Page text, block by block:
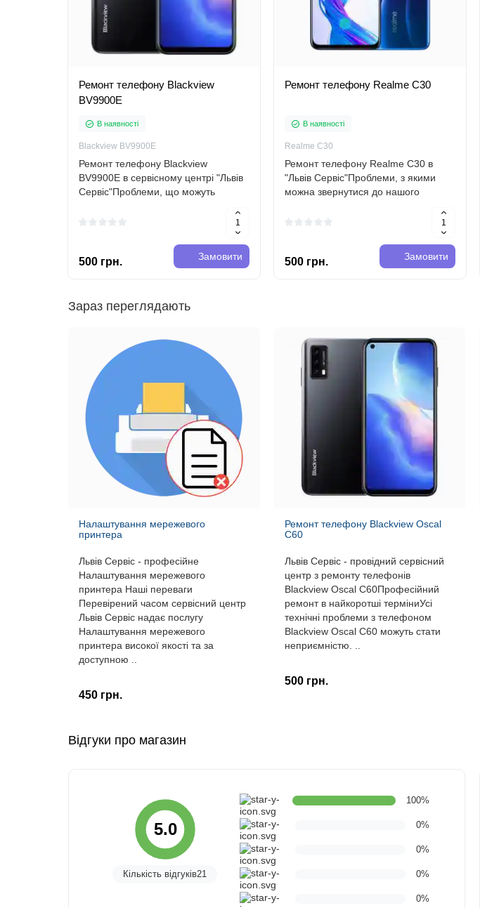
Ремонт телефону Blackview
BV9900E
В наявності
Blackview BV9900E
Ремонт телефону Blackview
BV9900E в сервісному центрі "Львів
Сервіс"Проблеми, що можуть
пристроїв на ринку, але, н..
500 грн. Замовити
Ремонт телефону Realme C30
В наявності
Realme C30
Ремонт телефону Realme C30 в
"Львів Сервіс"Проблеми, з якими
можна звернутися до нашого
Сервіс", ви можете розраховувати
500 грн. Замовити
Зараз переглядають
Налаштування мережевого
принтера
Львів Сервіс - професійне
Налаштування мережевого
принтера Наші переваги
Перевірений часом сервісний центр
Львів Сервіс надає послугу
Налаштування мережевого
принтера високої якості та за
доступною ..
450 грн.
Ремонт телефону Blackview Oscal
C60
Львів Сервіс - провідний сервісний
центр з ремонту телефонів
Blackview Oscal C60Професійний
ремонт в найкоротші терміниУсі
технічні проблеми з телефоном
Blackview Oscal C60 можуть стати
неприємністю. ..
500 грн.
Відгуки про магазин
5.0
Кількість відгуків21
100%
0%
0%
0%
0%